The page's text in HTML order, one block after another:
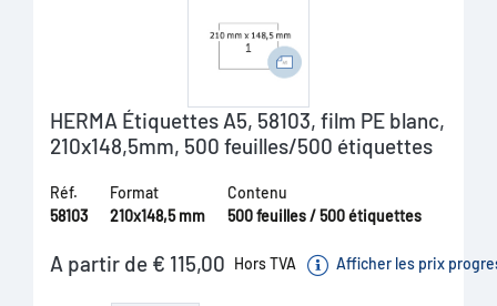
HERMA Étiquettes A5, 58103, film PE blanc,
210x148,5mm, 500 feuilles/500 étiquettes
Réf.
58103
Format
210x148,5 mm
Contenu
500 feuilles / 500 étiquettes
A partir de € 115,00 Hors TVA Afficher les prix